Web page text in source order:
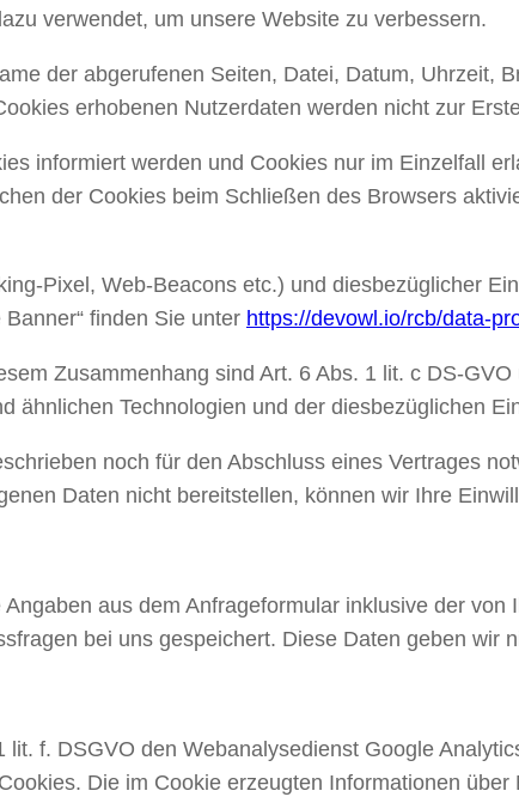
verwendet, um unsere Website zu verbessern.
der abgerufenen Seiten, Datei, Datum, Uhrzeit,
erhobenen Nutzerdaten werden nicht zur
informiert werden und Cookies nur im Einzelfall
der Cookies beim Schließen des Browsers
Pixel, Web-Beacons etc.) und diesbezüglicher
finden Sie unter https://devowl.io/rcb/data-
Zusammenhang sind Art. 6 Abs. 1 lit. c DS-
ähnlichen Technologien und der diesbezüglichen
noch für den Abschluss eines Vertrages
Daten nicht bereitstellen, können wir Ihre
aus dem Anfrageformular inklusive der von
bei uns gespeichert. Diese Daten geben wir
f. DSGVO den Webanalysedienst Google
Die im Cookie erzeugten Informationen